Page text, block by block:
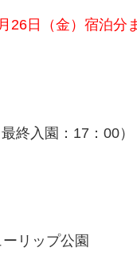
26日（金）宿泊分
終入園：17：00）
リップ公園